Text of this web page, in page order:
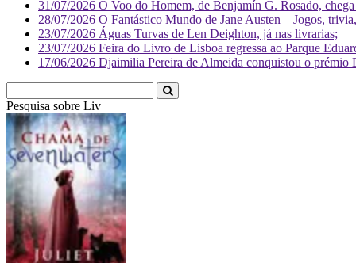
31/07/2026 O Voo do Homem, de Benjamín G. Rosado,
28/07/2026 O Fantástico Mundo de Jane Austen – Jogos,
23/07/2026 Águas Turvas de Len Deighton, já nas livrarias;
23/07/2026 Feira do Livro de Lisboa regressa ao Parque
17/06/2026 Djaimilia Pereira de Almeida conquistou o
Pesquisa sobre Literatura